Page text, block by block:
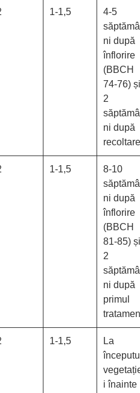
1-1,5
4-5
săptămâ
ni după
înflorire
(BBCH
74-76) și
2
săptămâ
ni după
recoltare
1-1,5
8-10
săptămâ
ni după
înflorire
(BBCH
81-85) și
2
săptămâ
ni după
primul
1-1,5
La
începutul
i înainte